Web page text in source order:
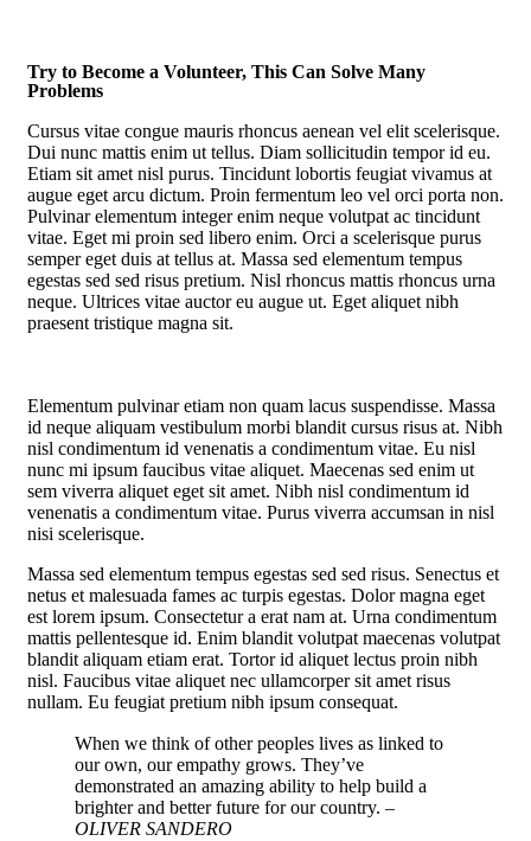
Try to Become a Volunteer, This Can Solve Many
Problems
Cursus vitae congue mauris rhoncus aenean vel elit scelerisque.
Dui nunc mattis enim ut tellus. Diam sollicitudin tempor id eu.
Etiam sit amet nisl purus. Tincidunt lobortis feugiat vivamus at
augue eget arcu dictum. Proin fermentum leo vel orci porta non.
Pulvinar elementum integer enim neque volutpat ac tincidunt
vitae. Eget mi proin sed libero enim. Orci a scelerisque purus
semper eget duis at tellus at. Massa sed elementum tempus
egestas sed sed risus pretium. Nisl rhoncus mattis rhoncus urna
neque. Ultrices vitae auctor eu augue ut. Eget aliquet nibh
praesent tristique magna sit.
Elementum pulvinar etiam non quam lacus suspendisse. Massa
id neque aliquam vestibulum morbi blandit cursus risus at. Nibh
nisl condimentum id venenatis a condimentum vitae. Eu nisl
nunc mi ipsum faucibus vitae aliquet. Maecenas sed enim ut
sem viverra aliquet eget sit amet. Nibh nisl condimentum id
venenatis a condimentum vitae. Purus viverra accumsan in nisl
nisi scelerisque.
Massa sed elementum tempus egestas sed sed risus. Senectus et
netus et malesuada fames ac turpis egestas. Dolor magna eget
est lorem ipsum. Consectetur a erat nam at. Urna condimentum
mattis pellentesque id. Enim blandit volutpat maecenas volutpat
blandit aliquam etiam erat. Tortor id aliquet lectus proin nibh
nisl. Faucibus vitae aliquet nec ullamcorper sit amet risus
nullam. Eu feugiat pretium nibh ipsum consequat.
When we think of other peoples lives as linked to
our own, our empathy grows. They’ve
demonstrated an amazing ability to help build a
brighter and better future for our country. –
OLIVER SANDERO